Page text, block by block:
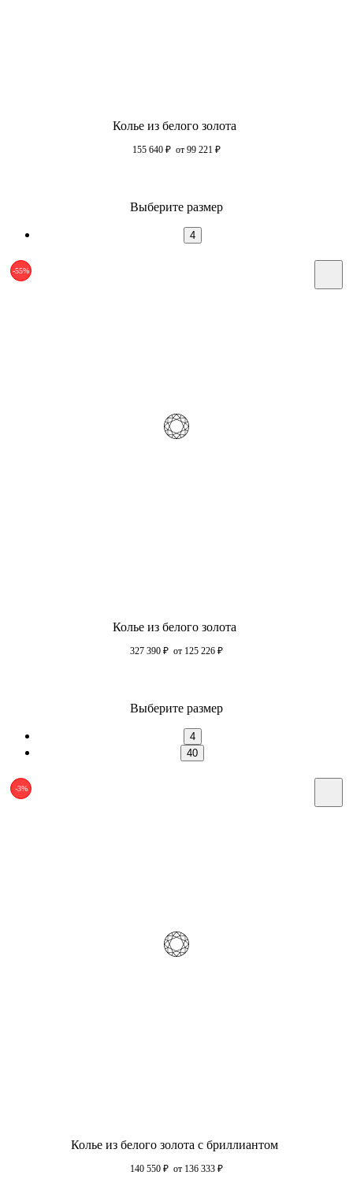
Колье из белого золота
155 640 ₽ от 99 221 ₽
Выберите размер
4
-55%
Колье из белого золота
327 390 ₽ от 125 226 ₽
Выберите размер
4
40
-3%
Колье из белого золота с бриллиантом
140 550 ₽ от 136 333 ₽